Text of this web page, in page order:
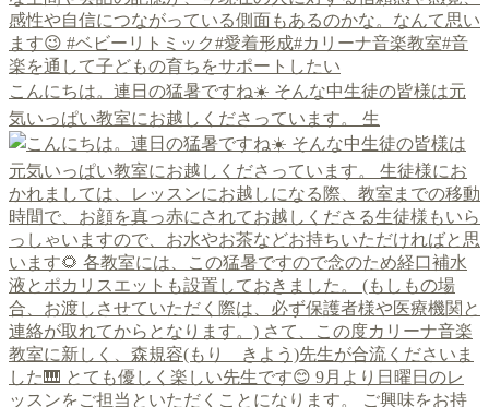
こんにちは。連日の猛暑ですね☀️ そんな中生徒の皆様は元
気いっぱい教室にお越しくださっています。 生